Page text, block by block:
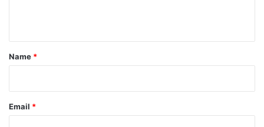
*
Name *
Email *